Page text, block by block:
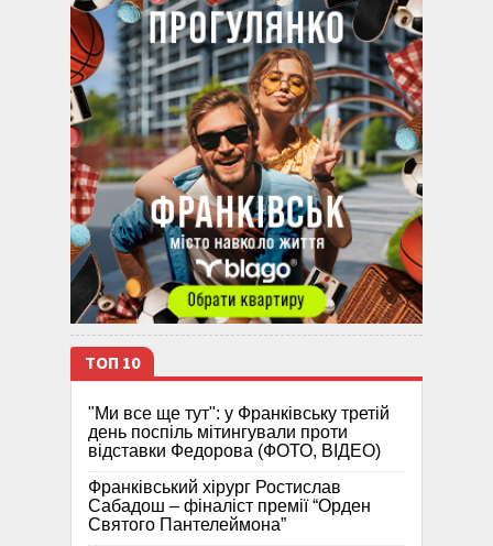
ТОП 10
"Ми все ще тут": у Франківську третій
день поспіль мітингували проти
відставки Федорова (ФОТО, ВІДЕО)
Франківський хірург Ростислав
Сабадош – фіналіст премії “Орден
Святого Пантелеймона”